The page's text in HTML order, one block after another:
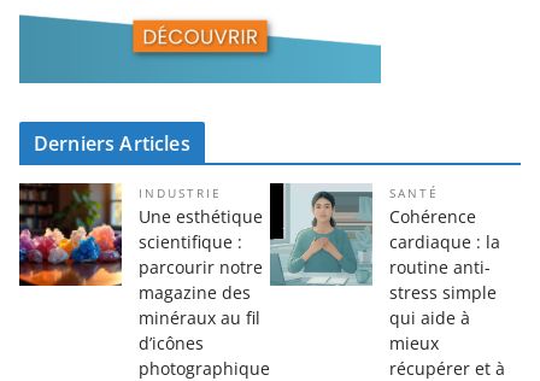
Derniers Articles
INDUSTRIE
Une esthétique
scientifique :
parcourir notre
magazine des
minéraux au fil
d’icônes
photographique
SANTÉ
Cohérence
cardiaque : la
routine anti-
stress simple
qui aide à
mieux
récupérer et à